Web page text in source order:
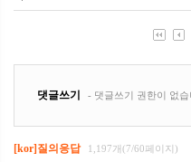
[kor]질의응답 1,197개(7/60페이지)